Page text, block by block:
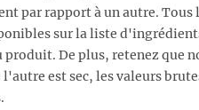
par rapport à un autre. Tous
sur la liste
De plus, retenez que
est sec, les valeurs